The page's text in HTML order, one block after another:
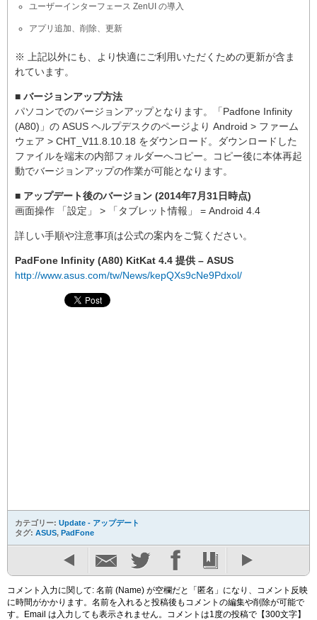
ユーザーインターフェース ZenUI の導入
アプリ追加、削除、更新
※ 上記以外にも、より快適にご利用いただくための更新が含ま
れています。
■ バージョンアップ方法
パソコンでのバージョンアップとなります。「Padfone Infinity
(A80)」の ASUS ヘルプデスクのページより Android > ファーム
ウェア > CHT_V11.8.10.18 をダウンロード。ダウンロードした
ファイルを端末の内部フォルダーへコピー。コピー後に本体再起
動でバージョンアップの作業が可能となります。
■ アップデート後のバージョン (2014年7月31日時点)
画面操作 「設定」 > 「タブレット情報」 = Android 4.4
詳しい手順や注意事項は公式の案内をご覧ください。
PadFone Infinity (A80) KitKat 4.4 提供 – ASUS
http://www.asus.com/tw/News/kepQXs9cNe9Pdxol/
カテゴリー: Update - アップデート
タグ: ASUS, PadFone
コメント入力に関して: 名前 (Name) が空欄だと「匿名」になり、コメント反映
に時間がかかります。名前を入れると投稿後もコメントの編集や削除が可能で
す。Email は入力しても表示されません。コメントは1度の投稿で【300文字】